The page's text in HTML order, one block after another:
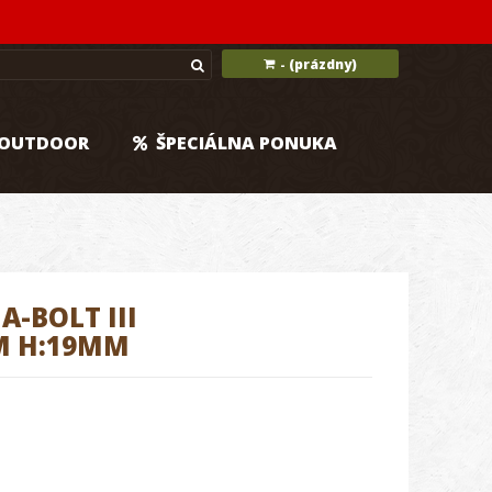
- (prázdny)
ŠPECIÁLNA PONUKA
BOLT III
H:19MM